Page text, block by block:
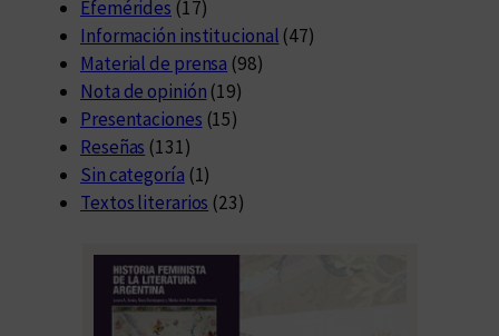
c
n
o
-
c
u
l
u
r
a
Efemérides (17)
Información institucional (47)
Material de prensa (98)
Nota de opinión (19)
Presentaciones (15)
Reseñas (131)
Sin categoría (1)
Textos literarios (23)